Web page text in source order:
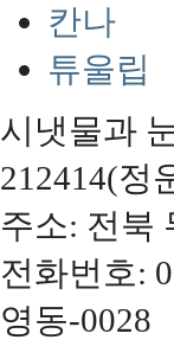
칸나
튜울립
시냇물과
212414(정
주소: 전북
전화번호:
영동-0028